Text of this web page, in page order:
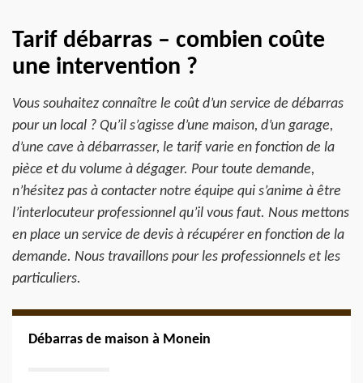
Tarif débarras – combien coûte
une intervention ?
Vous souhaitez connaître le coût d’un service de débarras
pour un local ? Qu’il s’agisse d’une maison, d’un garage,
d’une cave à débarrasser, le tarif varie en fonction de la
pièce et du volume à dégager. Pour toute demande,
n’hésitez pas à contacter notre équipe qui s’anime à être
l’interlocuteur professionnel qu’il vous faut. Nous mettons
en place un service de devis à récupérer en fonction de la
demande. Nous travaillons pour les professionnels et les
particuliers.
Débarras de maison à Monein